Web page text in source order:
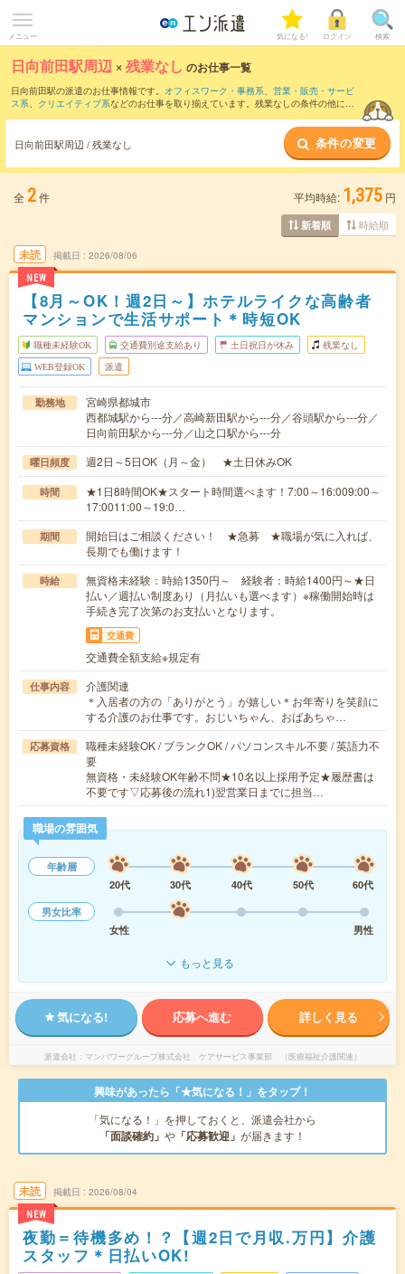
メニュー 気になる! ログイン 検索
日向前田駅周辺 ×残業なし のお仕事一覧
日向前田駅の派遣のお仕事情報です。 オフィスワーク・事務系、 営業・販売・サービ
ス系、 クリエイティブ系などのお仕事を取り揃えています。残業なしの条件の他に、
日向前田駅周辺 / 残業なし 条件の変更
全 2件 平均時給: 1,375 円
新着順 時給順
未読
NEW
掲載日 2026/08/06
【8月～OK！週2日～】ホテルライクな高齢者
マンションで生活サポート＊時短OK
職種未経験OK 交通費別途支給あり 土日祝日が休み 残業なし
WEB登録OK 派遣
勤務地
宮崎県都城市
西都城駅から---分／高崎新田駅から---分／谷頭駅から---分／
日向前田駅から---分／山之口駅から---分
曜日頻度 週2日～5日OK（月～金） ★土日休みOK
時間
★1日8時間OK★スタート時間選べます！7:00～16:009:00～
17:0011:00～19:0…
期間
開始日はご相談ください！ ★急募 ★職場が気に入れば、
長期でも働けます！
時給
無資格未経験：時給1350円～ 経験者：時給1400円～★日
払い／週払い制度あり（月払いも選べます）※稼働開始時は
手続き完了次第のお支払いとなります。
交通費
交通費全額支給※規定有
仕事内容
介護関連
＊入居者の方の「ありがとう」が嬉しい＊お年寄りを笑顔に
する介護のお仕事です。おじいちゃん、おばあちゃ…
応募資格
職種未経験OK / ブランクOK / パソコンスキル不要 / 英語力不
要
無資格・未経験OK年齢不問★10名以上採用予定★履歴書は
不要です▽応募後の流れ1)翌営業日までに担当…
職場の雰囲気
年齢層
20代
30代 40代 50代
60代
男女比率
女性
男性
もっと見る
気になる! 応募へ進む 詳しく見る
派遣会社 マンパワーグループ株式会社 ケアサービス事業部 （医療福祉介護関連）
興味があったら「★気になる！」をタップ！
「気になる！」を押しておくと、派遣会社から
「面談確約」 や 「応募歓迎」 が届きます！
未読
NEW
掲載日 2026/08/04
夜勤＝待機多め！？【週2日で月収.万円】介護
スタッフ＊日払いOK!